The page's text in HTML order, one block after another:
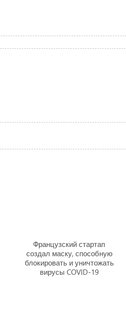
Французский стартап
создал маску, способную
блокировать и уничтожать
вирусы COVID-19